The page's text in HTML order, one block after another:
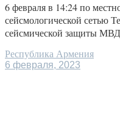
6 февраля в 14:24 по
сейсмологической сетью
сейсмической защиты
Республика Армения
6 февраля, 2023